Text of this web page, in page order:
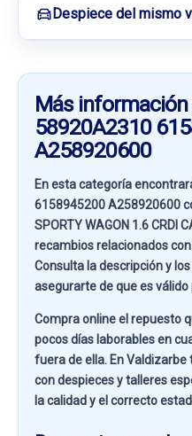
Despiece del mismo
Más información
58920A2310
A258920600
En esta categoría
6158945200 A258920600
SPORTY WAGON 1.6 CRDI
recambios relacionados
Consulta la descripción y
asegurarte de que es
Compra online el repuesto
pocos días laborables en
fuera de ella. EnValdizarbe
con despieces y talleres
la calidad y el correcto